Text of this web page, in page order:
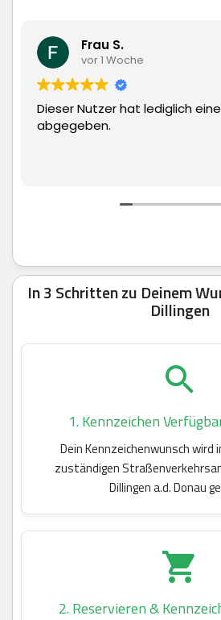
Frau S.
vor 1 Woche
Dieser Nutzer hat lediglich
abgegeben.
In 3 Schritten zu Deinem
Dillingen
1. Kennzeichen
Dein Kennzeichenwunsch wird
zuständigen
Dillingen a.d. Donau
2. Reservieren &